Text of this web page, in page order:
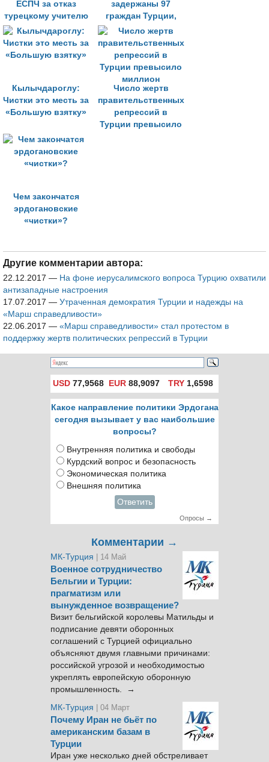
ЕСПЧ за отказ
турецкому учителю
задержаны 97
граждан Турции,
пытающихся
скрыться от
репрессий
Кылычдароглу:
Чистки это месть за
«Большую взятку»
Число жертв
правительственных
репрессий в
Турции превысило
Чем закончатся
эрдогановские
«чистки»?
Другие комментарии автора:
22.12.2017 — На фоне иерусалимского вопроса Турцию охватили
антизападные настроения
17.07.2017 — Утраченная демократия Турции и надежды на
«Марш справедливости»
22.06.2017 — «Марш справедливости» стал протестом в
поддержку жертв политических репрессий в Турции
USD 77,9568 EUR 88,9097 TRY1,6598
Какое направление политики Эрдогана
сегодня вызывает у вас наибольшие
вопросы?
Внутренняя политика и свободы
Курдский вопрос и безопасность
Экономическая политика
Внешняя политика
Ответить
Опросы →
Комментарии →
МК-Турция | 14 Май
Военное сотрудничество
Бельгии и Турции:
прагматизм или
вынужденное возвращение?
Визит бельгийской королевы Матильды и
подписание девяти оборонных
соглашений с Турцией официально
объясняют двумя главными причинами:
российской угрозой и необходимостью
укреплять европейскую оборонную
промышленность. →
МК-Турция
| 04 Март
Почему Иран не бьёт по
американским базам в
Турции
Иран уже несколько дней обстреливает